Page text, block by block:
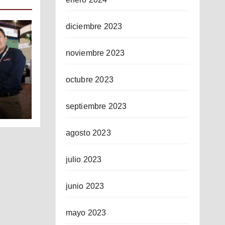
diciembre 2023
noviembre 2023
octubre 2023
septiembre 2023
agosto 2023
julio 2023
junio 2023
mayo 2023